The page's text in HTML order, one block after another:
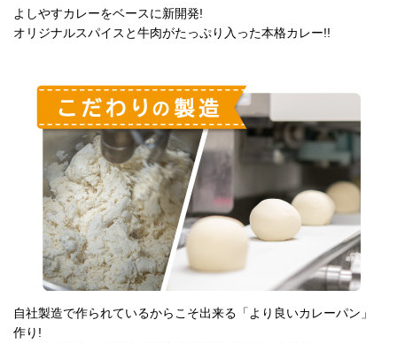
よしやすカレーをベースに新開発!
オリジナルスパイスと牛肉がたっぷり入った本格カレー!!
自社製造で作られているからこそ出来る「より良いカレーパン」
作り!